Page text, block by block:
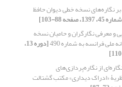
نگاره‌های نسخه خطی دیوان حافظ
و معرفی نگارگران و حامیان نسخه
فرانسه به شماره 490 [دوره 13،
از نگاره‌پردازی‌های
«ادراک دیداری» مکتب گشتالت